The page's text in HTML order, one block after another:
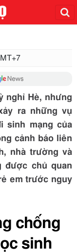
nghỉ Hè, nhưng
ra những vụ
sinh mạng của
cảnh báo liên
nhà trường và
được chủ quan
em trước nguy
chống
sinh